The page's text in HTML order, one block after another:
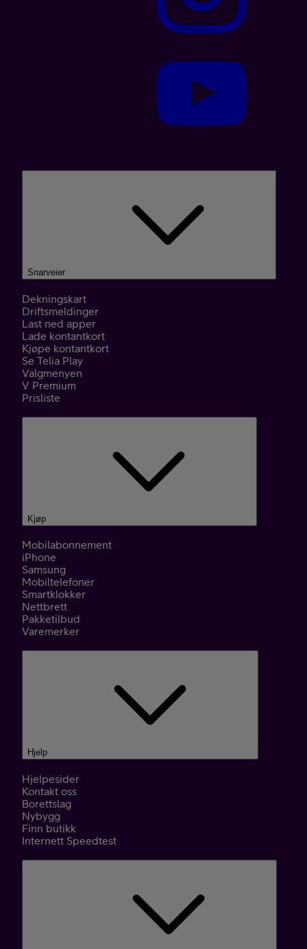
Snarveier
Dekningskart
Driftsmeldinger
Last ned apper
Lade kontantkort
Kjøpe kontantkort
Se Telia Play
Valgmenyen
V Premium
Prisliste
Kjøp
Mobilabonnement
iPhone
Samsung
Mobiltelefoner
Smartklokker
Nettbrett
Pakketilbud
Varemerker
Hjelp
Hjelpesider
Kontakt oss
Borettslag
Nybygg
Finn butikk
Internett Speedtest